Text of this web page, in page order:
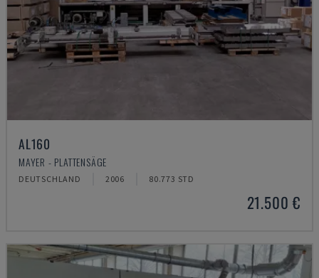
AL160
MAYER - PLATTENSÄGE
DEUTSCHLAND 2006 80.773 STD
21.500 €